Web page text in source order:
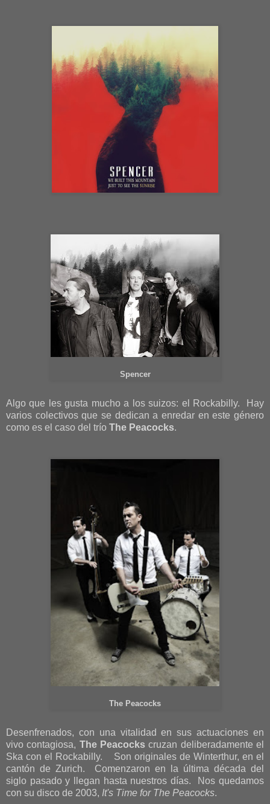
Spencer
Algo que les gusta mucho a los suizos: el Rockabilly. Hay
varios colectivos que se dedican a enredar en este género
como es el caso del trío The Peacocks.
The Peacocks
Desenfrenados, con una vitalidad en sus actuaciones en
vivo contagiosa, The Peacocks cruzan deliberadamente el
Ska con el Rockabilly. Son originales de Winterthur, en el
cantón de Zurich. Comenzaron en la última década del
siglo pasado y llegan hasta nuestros días. Nos quedamos
con su disco de 2003, It's Time for The Peacocks.